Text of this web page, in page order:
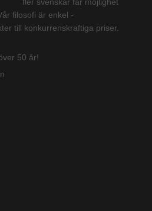
filosofi är enkel -
priser.
50 år!